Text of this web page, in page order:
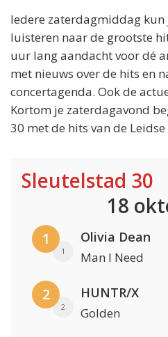
Iedere zaterdagmiddag
luisteren naar de grootste
uur lang aandacht voor dé
met nieuws over de hits en
concertagenda. Ook de
Kortom je zaterdagavond
30 met de hits van de
Sleutelstad 30
18
1
1
Olivia Dean
Man I Need
2
2
HUNTR/X
Golden